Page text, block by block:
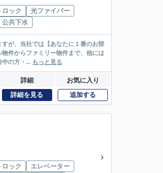
ロック
光ファイバー
公共下水
受給中の方・... もっと見る
詳細
お気に入り
詳細を見る 追加する
ロック
エレベーター